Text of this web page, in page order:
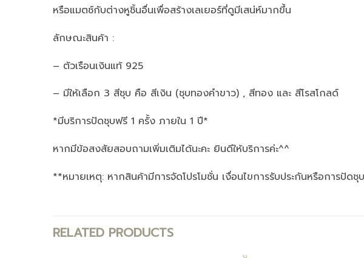
หรือแมตช์กับต่างหูชิ้นอื่นเพื่อสร้างเลเยอร์ที่ดูมีเสน่ห์มากขึ้น
ลักษณะสินค้า :
– ตัวเรือนเงินแท้ 925
– มีให้เลือก 3 สีชุบ คือ สีเงิน (ชุบทองคำขาว) , สีทอง และ สีโรสโกลด์
*มีบริการปัดชุบฟรี 1 ครั้ง ภายใน 1 ปี*
หากมีข้อสงสัยสอบถามเพิ่มเติมได้นะคะ ยินดีให้บริการค่ะ^^
**หมายเหตุ: หากสินค้ามีการจัดโปรโมชั่น เงื่อนไขการรับประกันหรือการปัด
RELATED PRODUCTS